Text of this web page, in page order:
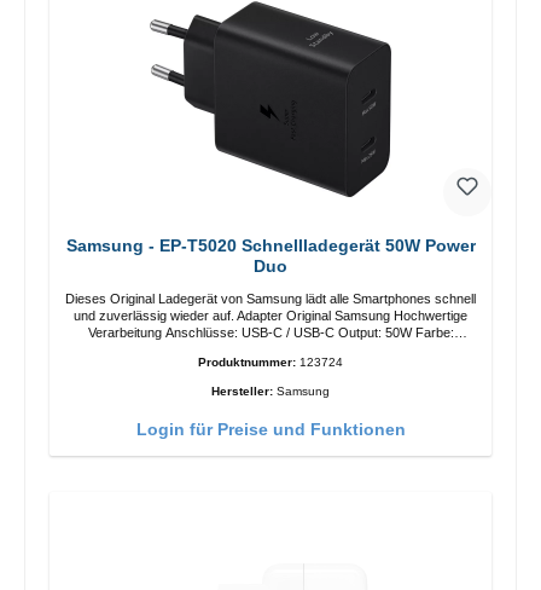
Samsung - EP-T5020 Schnellladegerät 50W Power
Duo
Dieses Original Ladegerät von Samsung lädt alle Smartphones schnell
und zuverlässig wieder auf. Adapter Original Samsung Hochwertige
Verarbeitung Anschlüsse: USB-C / USB-C Output: 50W Farbe:
Schwarz/li>
Produktnummer: 123724
Hersteller: Samsung
Login für Preise und Funktionen